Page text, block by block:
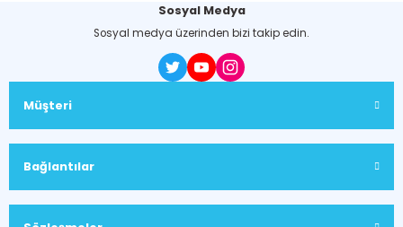
Sosyal Medya
Sosyal medya üzerinden bizi takip edin.
Müşteri
Bağlantılar